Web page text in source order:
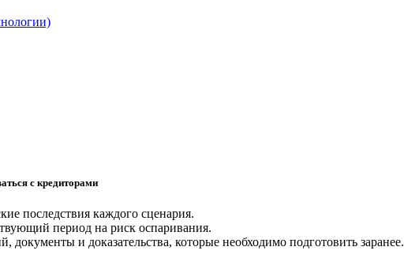
с кредиторами
последствия каждого сценария.
период на риск оспаривания.
документы и доказательства, которые необходимо подготовить заранее.